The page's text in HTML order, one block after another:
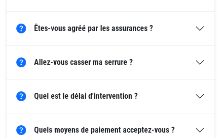
Êtes-vous agréé par les assurances ?
Allez-vous casser ma serrure ?
Quel est le délai d'intervention ?
Quels moyens de paiement acceptez-vous ?